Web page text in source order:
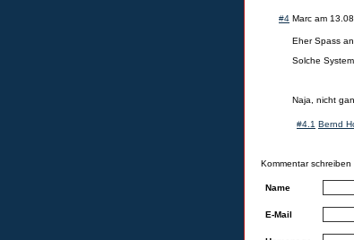
#4 Marc am
Eher Spass an
Solche
Naja, nicht
#4.1 Bernd
Kommentar schreiben
Name
E-Mail